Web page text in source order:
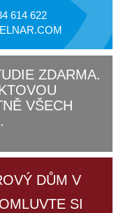
614 622
ZDARMA.
VŠECH
DŮM V
SI